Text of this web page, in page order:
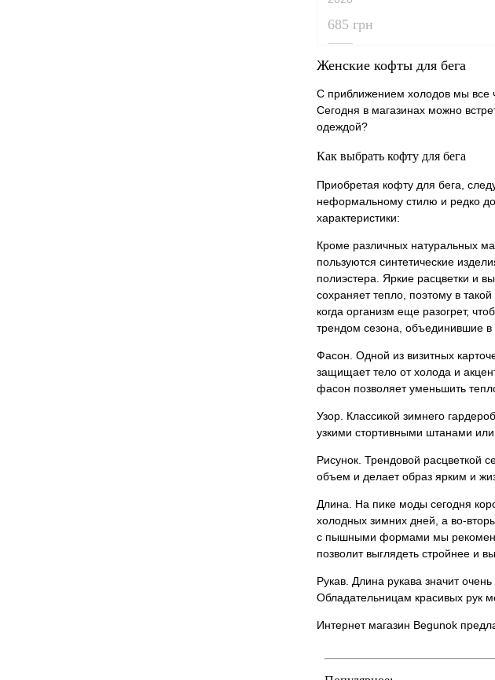
685 грн
Женские кофты для бега
С приближением холодов мы все
Сегодня в магазинах можно
одеждой?
Как выбрать кофту для бега
Приобретая кофту для бега,
неформальному стилю и редко
характеристики:
Кроме различных натуральных
пользуются синтетические
полиэстера. Яркие расцветки и
сохраняет тепло, поэтому в
когда организм еще разогрет,
трендом сезона, объединившие в
Фасон. Одной из визитных
защищает тело от холода и
фасон позволяет уменьшить
Узор. Классикой зимнего
узкими стортивными штанами
Рисунок. Трендовой расцветкой
объем и делает образ ярким и
Длина. На пике моды сегодня
холодных зимних дней, а во-
с пышными формами мы
позволит выглядеть стройнее и
Рукав. Длина рукава значит
Обладательницам красивых рук
Интернет магазин Begunok